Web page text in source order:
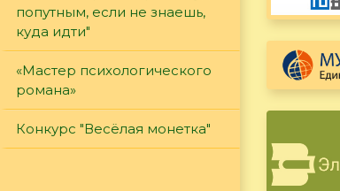
попутным, если не знаешь,
куда идти"
«Мастер психологического
романа»
Конкурс "Весёлая монетка"